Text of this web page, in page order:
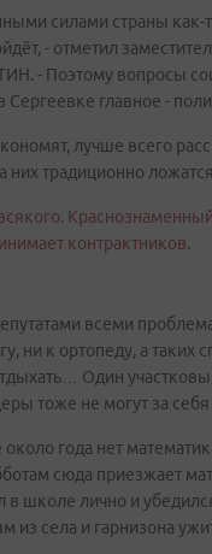
силами страны как-
- отметил
- Поэтому вопросы
Сергеевке главное -
лучше всего
них традиционно
всеми
ни к ортопеду, а таких
Один
тоже не могут за себя
года нет
сюда приезжает
школе лично и
из села и гарнизона